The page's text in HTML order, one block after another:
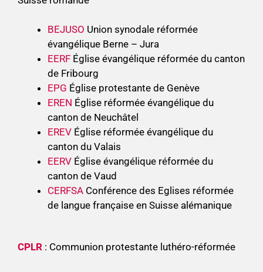
BEJUSO Union synodale réformée
évangélique Berne – Jura
EERF Église évangélique réformée du canton
de Fribourg
EPG Église protestante de Genève
EREN Église réformée évangélique du
canton de Neuchâtel
EREV Église réformée évangélique du
canton du Valais
EERV Église évangélique réformée du
canton de Vaud
CERFSA Conférence des Eglises réformée
de langue française en Suisse alémanique
CPLR : Communion protestante luthéro-réformée